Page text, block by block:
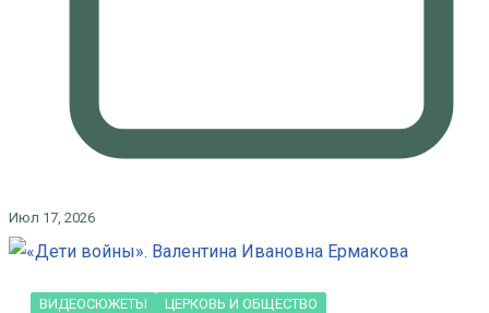
Июл 17, 2026
ВИДЕОСЮЖЕТЫ ЦЕРКОВЬ И ОБЩЕСТВО